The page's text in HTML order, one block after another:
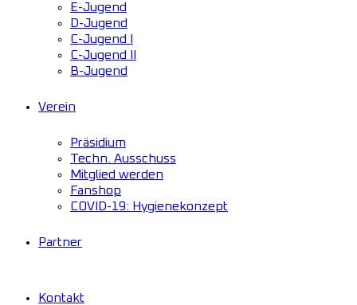
E-Jugend
D-Jugend
C-Jugend I
C-Jugend II
B-Jugend
Verein
Präsidium
Techn. Ausschuss
Mitglied werden
Fanshop
COVID-19: Hygienekonzept
Partner
Kontakt